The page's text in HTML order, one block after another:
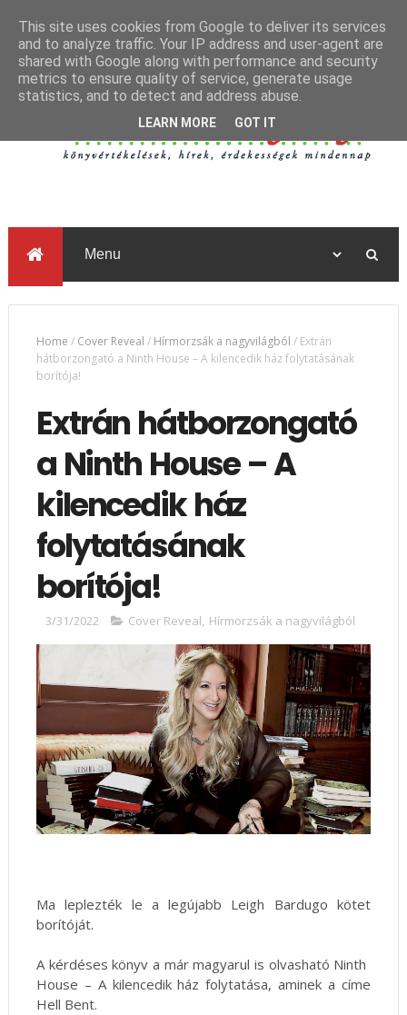
Home / Cover Reveal / Hírmorzsák a nagyvilágból / Extrán
hátborzongató a Ninth ​House – A kilencedik ház folytatásának
borítója!
Extrán hátborzongató
a Ninth ​House – A
kilencedik ház
folytatásának
borítója!
3/31/2022 Cover Reveal, Hírmorzsák a nagyvilágból
Ma leplezték le a legújabb Leigh Bardugo kötet
borítóját.
A kérdéses könyv a már magyarul is olvasható Ninth ​
House – A kilencedik ház folytatása, aminek a címe
Hell Bent.
This site uses cookies from Google to deliver its services
and to analyze traffic. Your IP address and user-agent are
shared with Google along with performance and security
metrics to ensure quality of service, generate usage
statistics, and to detect and address abuse.
LEARN MORE GOT IT